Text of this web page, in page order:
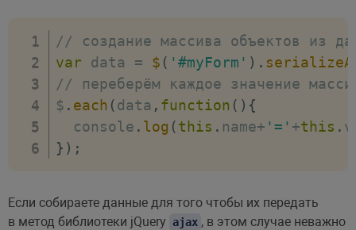
// создание массива объектов из
var data = $ ( '#myForm' ) .
// переберём каждое значение
$ . each (data , function ( ) {
  console
. log (this . name+ '=' +this .
} ) ;
Если собираете данные для того чтобы их передать
в метод библиотеки jQuery ajax , в этом случае неважно